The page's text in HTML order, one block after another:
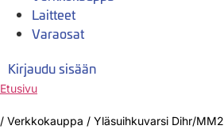
Laitteet
Varaosat
Kirjaudu sisään
Etusivu
/ Verkkokauppa / Yläsuihkuvarsi Dihr/MM2